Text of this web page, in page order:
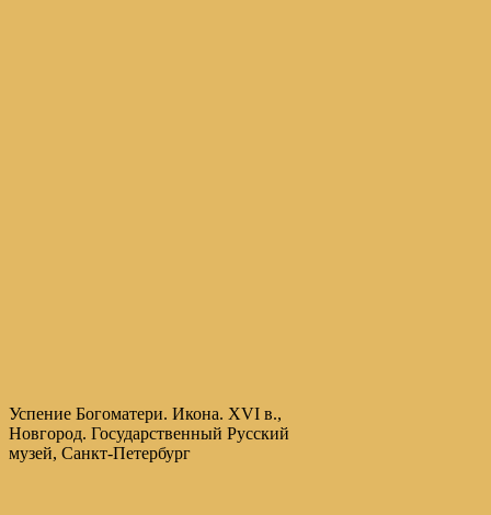
Успение Богоматери. Икона. XVI в.,
Новгород. Государственный Русский
музей, Санкт-Петербург